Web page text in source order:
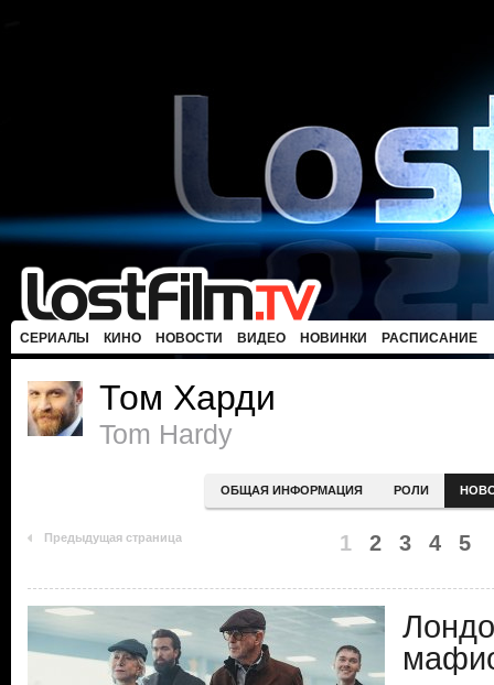
СЕРИАЛЫ КИНО НОВОСТИ ВИДЕО НОВИНКИ РАСПИСАНИЕ
Том Харди
Tom Hardy
ОБЩАЯ ИНФОРМАЦИЯ РОЛИ
Предыдущая страница 1 2 3 4 5